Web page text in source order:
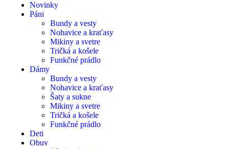
Novinky
Páni
Bundy a vesty
Nohavice a kraťasy
Mikiny a svetre
Tričká a košele
Funkčné prádlo
Dámy
Bundy a vesty
Nohavice a kraťasy
Šaty a sukne
Mikiny a svetre
Tričká a košele
Funkčné prádlo
Deti
Obuv